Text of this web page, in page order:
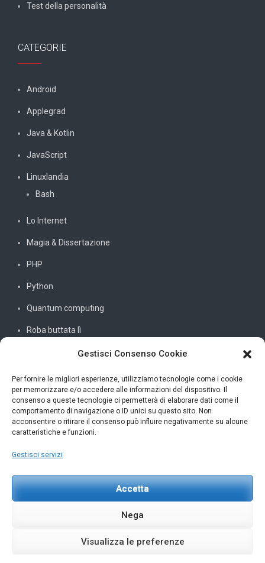
Gestisci Consenso Cookie
Per fornire le migliori esperienze, utilizziamo tecnologie come i cookie
per memorizzare e/o accedere alle informazioni del dispositivo. Il
consenso a queste tecnologie ci permetterà di elaborare dati come il
comportamento di navigazione o ID unici su questo sito. Non
acconsentire o ritirare il consenso può influire negativamente su alcune
caratteristiche e funzioni.
Gestisci servizi
Accetta
Nega
Visualizza le preferenze
Test della personalità
CATEGORIE
Android
Applegrad
Java & Kotlin
JavaScript
Linuxlandia
Bash
Lo Internet
Magia & Dissertazione
PHP
Python
Quantum computing
Roba buttata lì
Windowssiamo
C#
INFORMAZIONI UTILI